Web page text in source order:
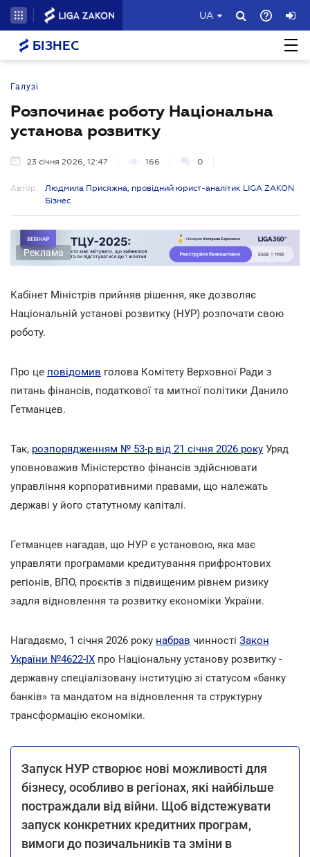
UA
БІЗНЕС
Галузі
Розпочинає роботу Національна
установа розвитку
23 січня 2026, 12:47 166 0
Автор:
Людмила Присяжна, провідний юрист-аналітик LIGA ZAKON
Бізнес
Реклама
Кабінет Міністрів прийняв рішення, яке дозволяє
Національній установі розвитку (НУР) розпочати свою
роботу.
Про це повідомив голова Комітету Верховної Ради з
питань фінансів, податкової та митної політики Данило
Гетманцев.
Так, розпорядженням № 53-р від 21 січня 2026 року Уряд
уповноважив Міністерство фінансів здійснювати
управління корпоративними правами, що належать
державі у його статутному капіталі.
Гетманцев нагадав, що НУР є установою, яка має
управляти програмами кредитування прифронтових
регіонів, ВПО, проєктів з підвищеним рівнем ризику
задля відновлення та розвитку економіки України.
Нагадаємо, 1 січня 2026 року набрав чинності Закон
України №4622-IX про Національну установу розвитку -
державну спеціалізовану інституцію зі статусом «банку
банків» та мандатом на відновлення та структурну
трансформацію економіки.
Запуск НУР створює нові можливості для
бізнесу, особливо в регіонах, які найбільше
постраждали від війни. Щоб відстежувати
запуск конкретних кредитних програм,
вимоги до позичальників та зміни в